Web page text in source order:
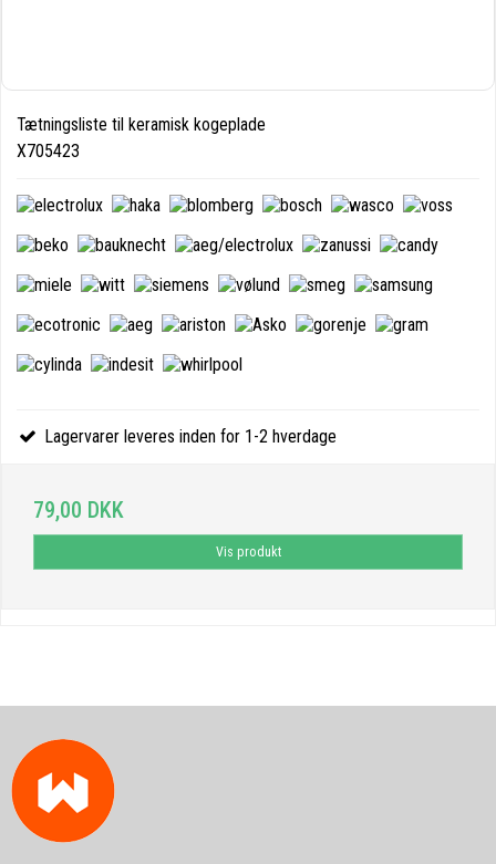
Tætningsliste til keramisk kogeplade
X705423
Lagervarer leveres inden for 1-2 hverdage
79,00 DKK
Vis produkt